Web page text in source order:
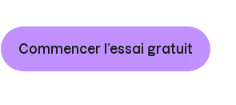
Commencer l’essai gratuit